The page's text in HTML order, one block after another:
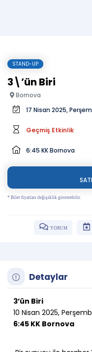
STAND-UP
3\’ün Biri
Bornova
17 Nisan 2025,
Geçmiş Etkinlik
6:45 KK Bornova
* Bilet fiyatları değişiklik gösterebilir.
YORUM
Detaylar
3’ün Biri
10 Nisan 2025,
6:45 KK Bornova